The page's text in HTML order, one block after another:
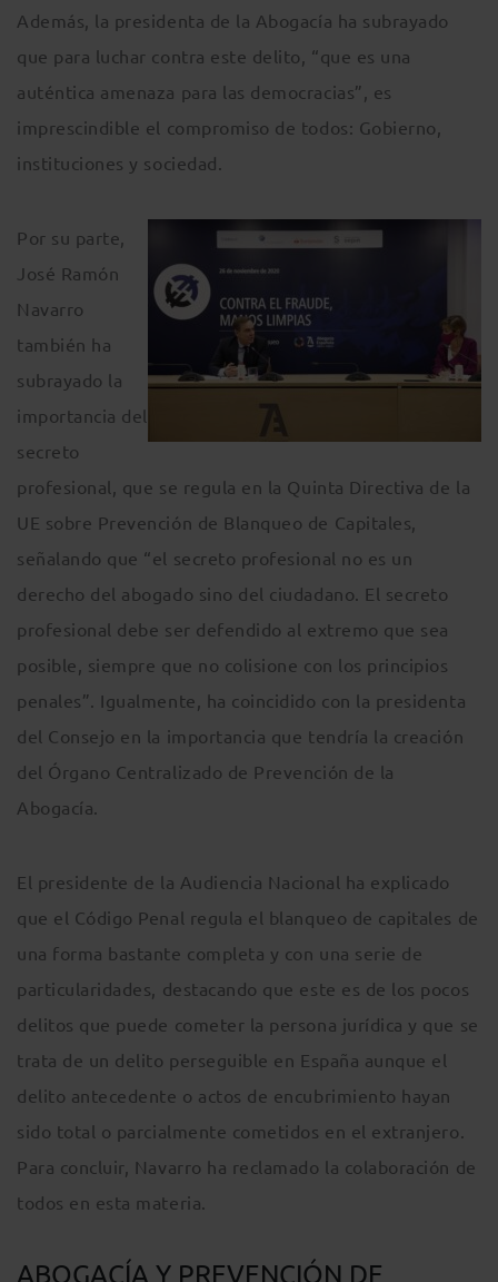
Además, la presidenta de la Abogacía ha subrayado
que para luchar contra este delito, “que es una
auténtica amenaza para las democracias”, es
imprescindible el compromiso de todos: Gobierno,
instituciones y sociedad.
Por su parte,
José Ramón
Navarro
también ha
subrayado la
importancia del
secreto
profesional, que se regula en la Quinta Directiva de la
UE sobre Prevención de Blanqueo de Capitales,
señalando que “el secreto profesional no es un
derecho del abogado sino del ciudadano. El secreto
profesional debe ser defendido al extremo que sea
posible, siempre que no colisione con los principios
penales”. Igualmente, ha coincidido con la presidenta
del Consejo en la importancia que tendría la creación
del Órgano Centralizado de Prevención de la
Abogacía.
El presidente de la Audiencia Nacional ha explicado
que el Código Penal regula el blanqueo de capitales de
una forma bastante completa y con una serie de
particularidades, destacando que este es de los pocos
delitos que puede cometer la persona jurídica y que se
trata de un delito perseguible en España aunque el
delito antecedente o actos de encubrimiento hayan
sido total o parcialmente cometidos en el extranjero.
Para concluir, Navarro ha reclamado la colaboración de
todos en esta materia.
ABOGACÍA Y PREVENCIÓN DE